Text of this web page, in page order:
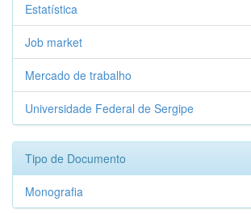
Estatística
Job market
Mercado de trabalho
Universidade Federal de Sergipe
Tipo de Documento
Monografia